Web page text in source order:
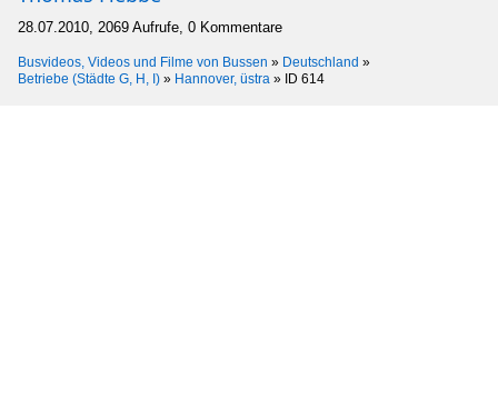
28.07.2010, 2069 Aufrufe, 0 Kommentare
Busvideos, Videos und Filme von Bussen » Deutschland »
Betriebe (Städte G, H, I) » Hannover, üstra » ID 614